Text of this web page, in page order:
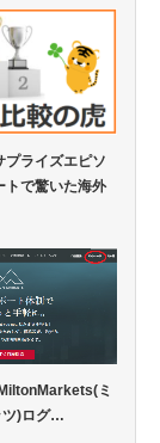
プライズエピソ
トで驚いた海外
ミ
ツ)ログ…